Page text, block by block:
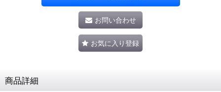
お問い合わせ
お気に入り登録
商品詳細